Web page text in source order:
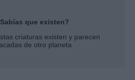
que existen?
criaturas existen y parecen
de otro planeta